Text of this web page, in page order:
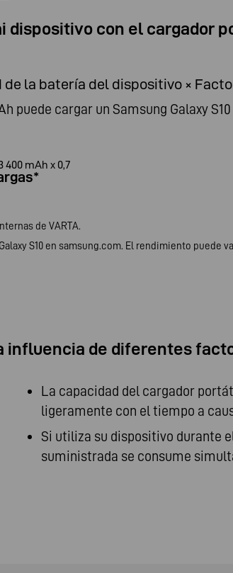
dispositivo con el cargador
la batería del dispositivo ×
puede cargar un Samsung Galaxy
400 mAh x 0,7
de VARTA.
S10 en samsung.com. El rendimiento puede
influencia de diferentes
La capacidad del cargador
ligeramente con el tiempo a
Si utiliza su dispositivo durante
suministrada se consume